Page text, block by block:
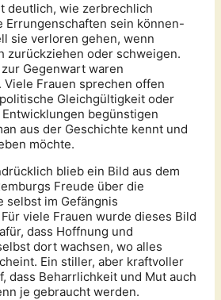
deutlich, wie zerbrechlich
Errungenschaften sein können-
sie verloren gehen, wenn
zurückziehen oder schweigen.
Gegenwart waren
Viele Frauen sprechen offen
Gleichgültigkeit oder
begünstigen
aus der Geschichte kennt und
möchte.
blieb ein Bild aus dem
Freude über die
selbst im Gefängnis
viele Frauen wurde dieses Bild
dass Hoffnung und
dort wachsen, wo alles
Ein stiller, aber kraftvoller
dass Beharrlichkeit und Mut auch
je gebraucht werden.